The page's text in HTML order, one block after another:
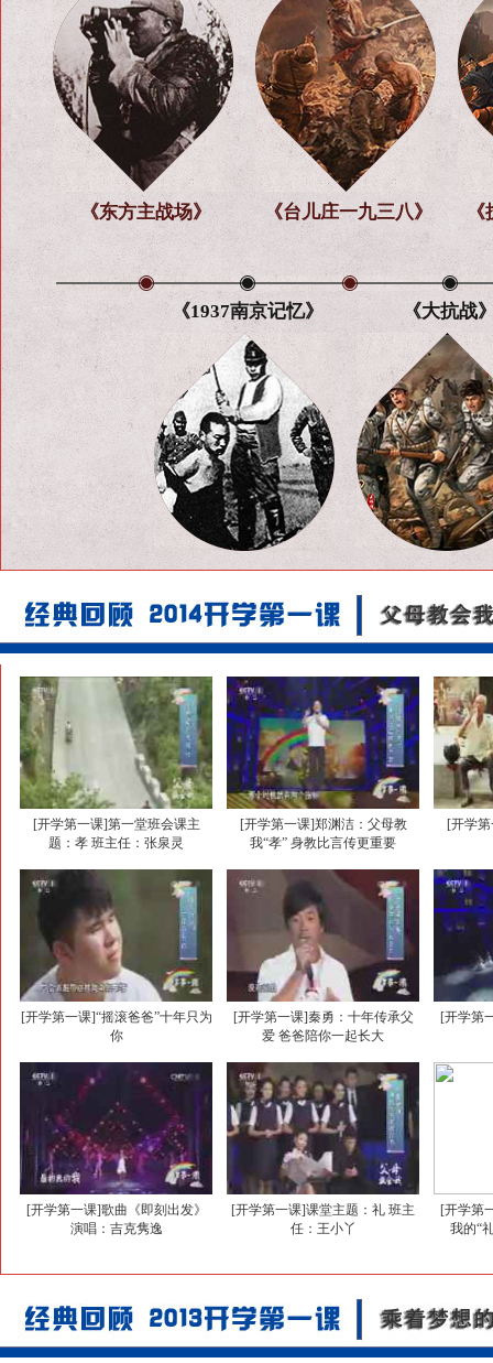
[开学第一课]第一堂班会课主
题：孝 班主任：张泉灵
[开学第一课]郑渊洁：父母教
我“孝” 身教比言传更重要
[开学
[开学第一课]“摇滚爸爸”十年只为
你
[开学第一课]秦勇：十年传承父
爱 爸爸陪你一起长大
[开学第
[开学第一课]歌曲《即刻出发》
演唱：吉克隽逸
[开学第一课]课堂主题：礼 班主
任：王小丫
[开学第
我的“